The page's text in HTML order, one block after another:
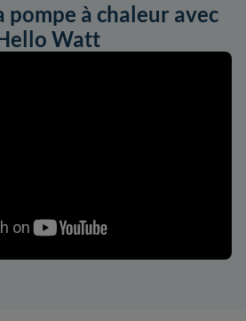
pompe à chaleur avec
Watt